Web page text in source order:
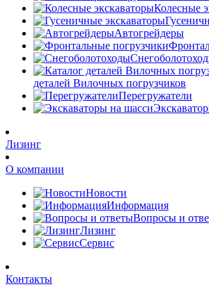
Колесные
Автогрейдеры
деталей Вилочных погрузчиков
Перегружатели
Лизинг
О компании
Новости
Информация
Вопросы и
Лизинг
Сервис
Контакты